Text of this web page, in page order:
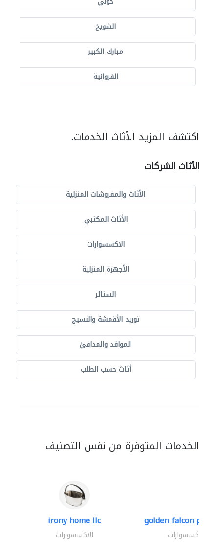
الشويخ
مبارك الكبير
الفروانية
اكتشف المزيد الأثاث الخدمات.
الأثاث الشركات
الأثاث والمفروشات المنزلية
الأثاث المكتبي
الاكسسوارات
الأجهزة المنزلية
الستائر
توريد الأقمشة والنسيج
المواقد والمدافئ
أثاث حسب الطلب
الخدمات المتوفرة من نفس التصنيف
irony home llc
الاكسسوارات
golden falcon
الاكسسوارات